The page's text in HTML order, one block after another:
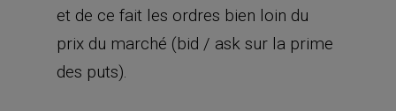
et de ce fait les ordres bien loin du
prix du marché (bid / ask sur la prime
des puts).